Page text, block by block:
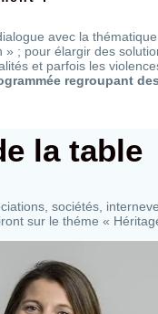
avec la thématique
» ; pour élargir des
et parfois les
regroupant
la table
sociétés,
sur le théme «